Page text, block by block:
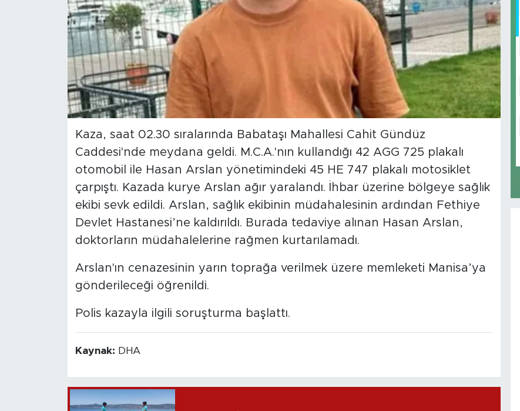
Kaza, saat 02.30 sıralarında Babataşı Mahallesi Cahit Gündüz
Caddesi'nde meydana geldi. M.C.A.'nın kullandığı 42 AGG 725 plakalı
otomobil ile Hasan Arslan yönetimindeki 45 HE 747 plakalı motosiklet
çarpıştı. Kazada kurye Arslan ağır yaralandı. İhbar üzerine bölgeye sağlık
ekibi sevk edildi. Arslan, sağlık ekibinin müdahalesinin ardından Fethiye
Devlet Hastanesi’ne kaldırıldı. Burada tedaviye alınan Hasan Arslan,
doktorların müdahalelerine rağmen kurtarılamadı.
Arslan'ın cenazesinin yarın toprağa verilmek üzere memleketi Manisa’ya
gönderileceği öğrenildi.
Polis kazayla ilgili soruşturma başlattı.
Kaynak: DHA
Resmi İlanlar
Turizm